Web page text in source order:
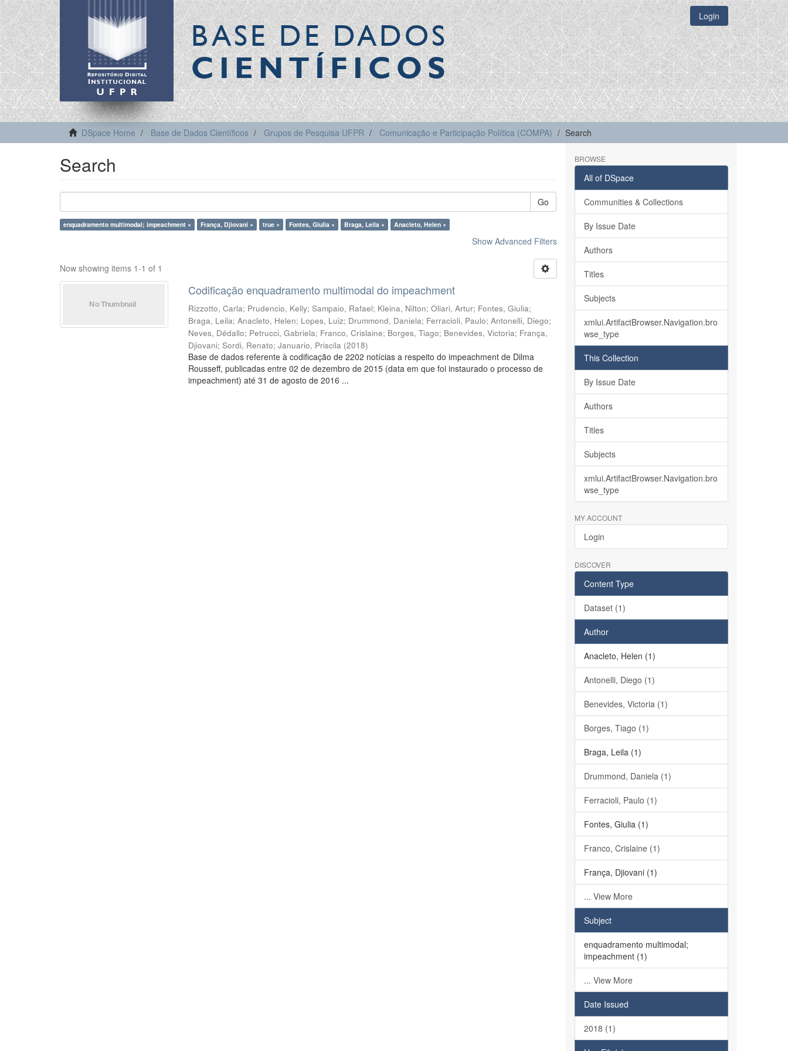
BASE DE DADOS
CIENTÍFICOS
Login
DSpace Home Base de Dados Científicos Grupos de Pesquisa UFPR Comunicação e Participação Política (COMPA) Search
Search
Go
enquadramento multimodal; impeachment × França, Djiovani × true × Fontes, Giulia × Braga, Leila × Anacleto, Helen ×
Show Advanced Filters
Now showing items 1-1 of 1
Codificação enquadramento multimodal do impeachment
Rizzotto, Carla; Prudencio, Kelly;Sampaio, Rafael; Kleina, Nilton;Oliari, Artur; Fontes, Giulia;
Braga, Leila;Anacleto, Helen; Lopes, Luiz; Drummond, Daniela; Ferracioli, Paulo;Antonelli, Diego;
Neves, Dédallo; Petrucci, Gabriela; Franco, Crislaine; Borges, Tiago; Benevides, Victoria; França,
Djiovani;Sordi, Renato;Januario, Priscila (2018)
Base de dados referente à codificação de 2202 notícias a respeito do impeachment de Dilma
Rousseff, publicadas entre 02 de dezembro de 2015 (data em que foi instaurado o processo de
impeachment) até 31 de agosto de 2016 ...
BROWSE
All of DSpace
Communities & Collections
By Issue Date
Authors
Titles
Subjects
xmlui.ArtifactBrowser.Navigation.bro
wse_type
This Collection
By Issue Date
Authors
Titles
Subjects
xmlui.ArtifactBrowser.Navigation.bro
wse_type
MY ACCOUNT
Login
DISCOVER
Content Type
Dataset (1)
Author
Anacleto, Helen (1)
Antonelli, Diego (1)
Benevides, Victoria (1)
Borges, Tiago (1)
Braga, Leila (1)
Drummond, Daniela (1)
Ferracioli, Paulo (1)
Fontes, Giulia (1)
Franco, Crislaine (1)
França, Djiovani (1)
... View More
Subject
enquadramento multimodal;
impeachment (1)
... View More
Date Issued
2018 (1)